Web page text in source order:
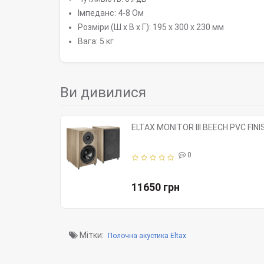
Імпеданс: 4-8 Ом
Розміри (Ш x В x Г): 195 x 300 x 230 мм
Вага: 5 кг
Ви дивилися
ELTAX MONITOR III BEECH PVC
0
11650 грн
Мітки: Полочна акустика Eltax